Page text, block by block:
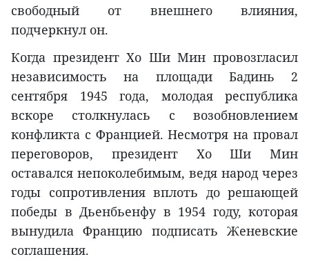
свободный от внешнего влияния,
подчеркнул он.
Когда президент Хо Ши Мин провозгласил
независимость на площади Бадинь 2
сентября 1945 года, молодая республика
вскоре столкнулась с возобновлением
конфликта с Францией. Несмотря на провал
переговоров, президент Хо Ши Мин
оставался непоколебимым, ведя народ через
годы сопротивления вплоть до решающей
победы в Дьенбьенфу в 1954 году, которая
вынудила Францию подписать Женевские
соглашения.